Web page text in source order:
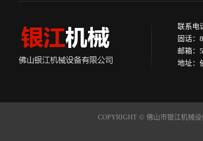
联系电
固话：
邮箱：
地址：
COPYRIGHT © 佛山市银江机械设